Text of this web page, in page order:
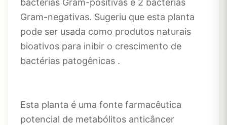
bactérias Gram-positivas e 2 bactérias
Gram-negativas. Sugeriu que esta planta
pode ser usada como produtos naturais
bioativos para inibir o crescimento de
bactérias patogênicas .
Esta planta é uma fonte farmacêutica
potencial de metabólitos anticâncer